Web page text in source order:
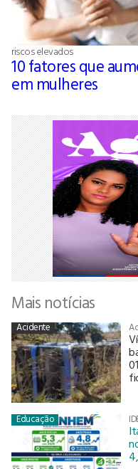
riscos elevados
10 fatores que
em mulheres
Mais notícias
Acidente
Educação